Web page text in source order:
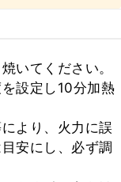
いてください。
設定し10分加熱
より、火力に誤
安にし、必ず調